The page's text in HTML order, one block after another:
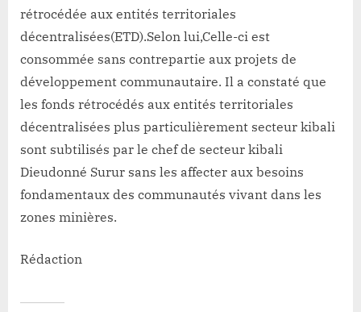
rétrocédée aux entités territoriales
décentralisées(ETD).Selon lui,Celle-ci est
consommée sans contrepartie aux projets de
développement communautaire. Il a constaté que
les fonds rétrocédés aux entités territoriales
décentralisées plus particulièrement secteur kibali
sont subtilisés par le chef de secteur kibali
Dieudonné Surur sans les affecter aux besoins
fondamentaux des communautés vivant dans les
zones minières.
Rédaction